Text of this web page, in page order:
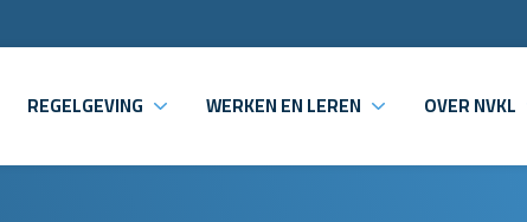
REGELGEVING WERKEN EN LEREN OVER NVKL